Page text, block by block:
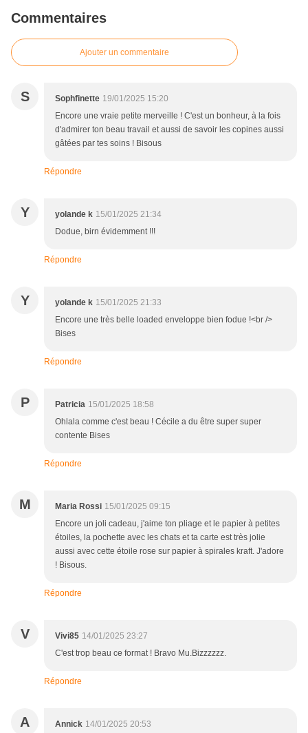
Commentaires
Ajouter un commentaire
S Sophfinette 19/01/2025 15:20
Encore une vraie petite merveille ! C'est un bonheur, à la fois
d'admirer ton beau travail et aussi de savoir les copines aussi
gâtées par tes soins ! Bisous
Répondre
Y yolande k 15/01/2025 21:34
Dodue, birn évidemment !!!
Répondre
Y yolande k 15/01/2025 21:33
Encore une très belle loaded enveloppe bien fodue !<br />
Bises
Répondre
P Patricia 15/01/2025 18:58
Ohlala comme c'est beau ! Cécile a du être super super
contente Bises
Répondre
M Maria Rossi 15/01/2025 09:15
Encore un joli cadeau, j'aime ton pliage et le papier à petites
étoiles, la pochette avec les chats et ta carte est très jolie
aussi avec cette étoile rose sur papier à spirales kraft. J'adore
! Bisous.
Répondre
V Vivi85 14/01/2025 23:27
C'est trop beau ce format ! Bravo Mu.Bizzzzzz.
Répondre
A Annick 14/01/2025 20:53